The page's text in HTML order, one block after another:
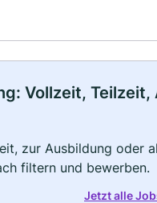
Vollzeit, Teilzeit,
zur Ausbildung oder
filtern und bewerben.
Jetzt alle